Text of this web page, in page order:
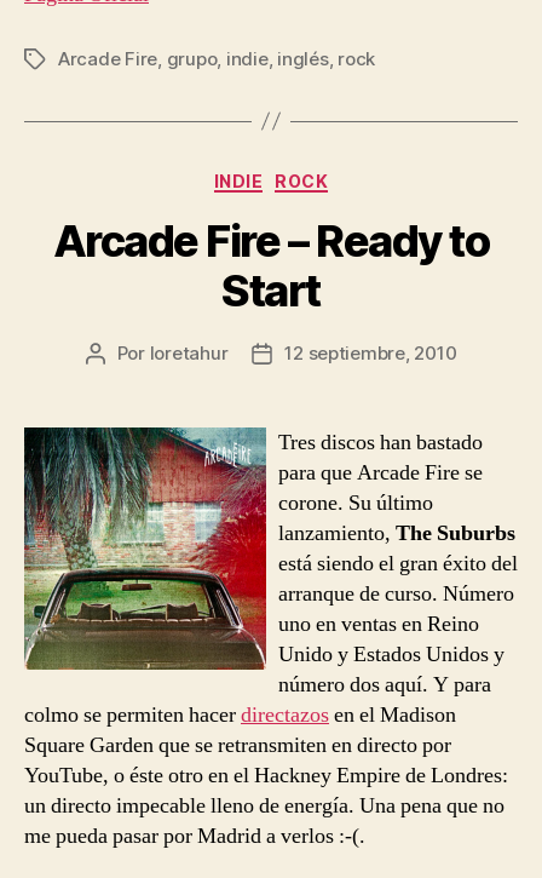
Etiquetas
Arcade Fire, grupo, indie, inglés, rock
Categorías
INDIE ROCK
Arcade Fire – Ready to
Start
Autor
entrada
Por loretahur
Fecha
entrada
12 septiembre, 2010
Tres discos han bastado
para que Arcade Fire se
corone. Su último
lanzamiento, The Suburbs
está siendo el gran éxito del
arranque de curso. Número
uno en ventas en Reino
Unido y Estados Unidos y
número dos aquí. Y para
colmo se permiten hacerdirectazosen el Madison
Square Garden que se retransmiten en directo por
YouTube, o éste otro en el Hackney Empire de Londres:
un directo impecable lleno de energía. Una pena que no
me pueda pasar por Madrid a verlos :-(.